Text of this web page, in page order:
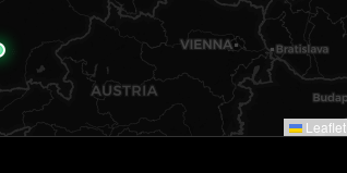
Leaflet